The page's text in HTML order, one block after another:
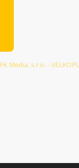
FK Media, s.r.o. -